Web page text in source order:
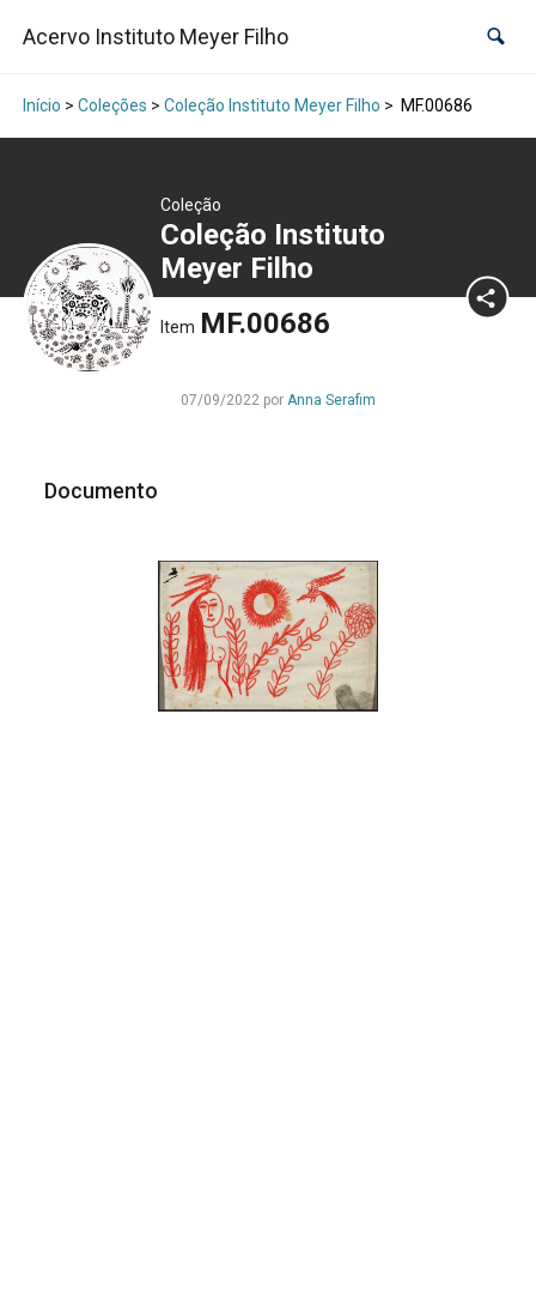
Acervo Instituto Meyer Filho
Início > Coleções > Coleção Instituto Meyer Filho > MF.00686
Coleção
Coleção Instituto
Meyer Filho
Item MF.00686
07/09/2022 por Anna Serafim
Documento